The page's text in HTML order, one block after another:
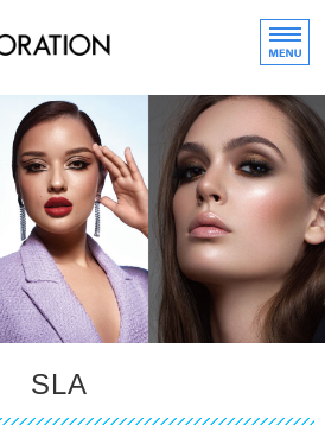
化粧品・コスメ販売の
SLA